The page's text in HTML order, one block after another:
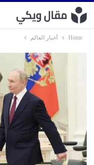
Home أخبار العالم